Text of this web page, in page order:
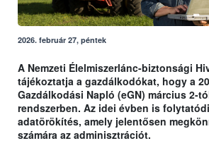
2026. február 27, péntek
A Nemzeti Élelmiszerlánc-biztonsági
tájékoztatja a gazdálkodókat, hogy a
Gazdálkodási Napló (eGN) március 2-
rendszerben. Az idei évben is
adatörökítés, amely jelentősen
számára az adminisztrációt.